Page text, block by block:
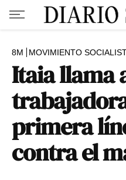
8M MOVIMIENTO
Itaia llama
primera
contra el